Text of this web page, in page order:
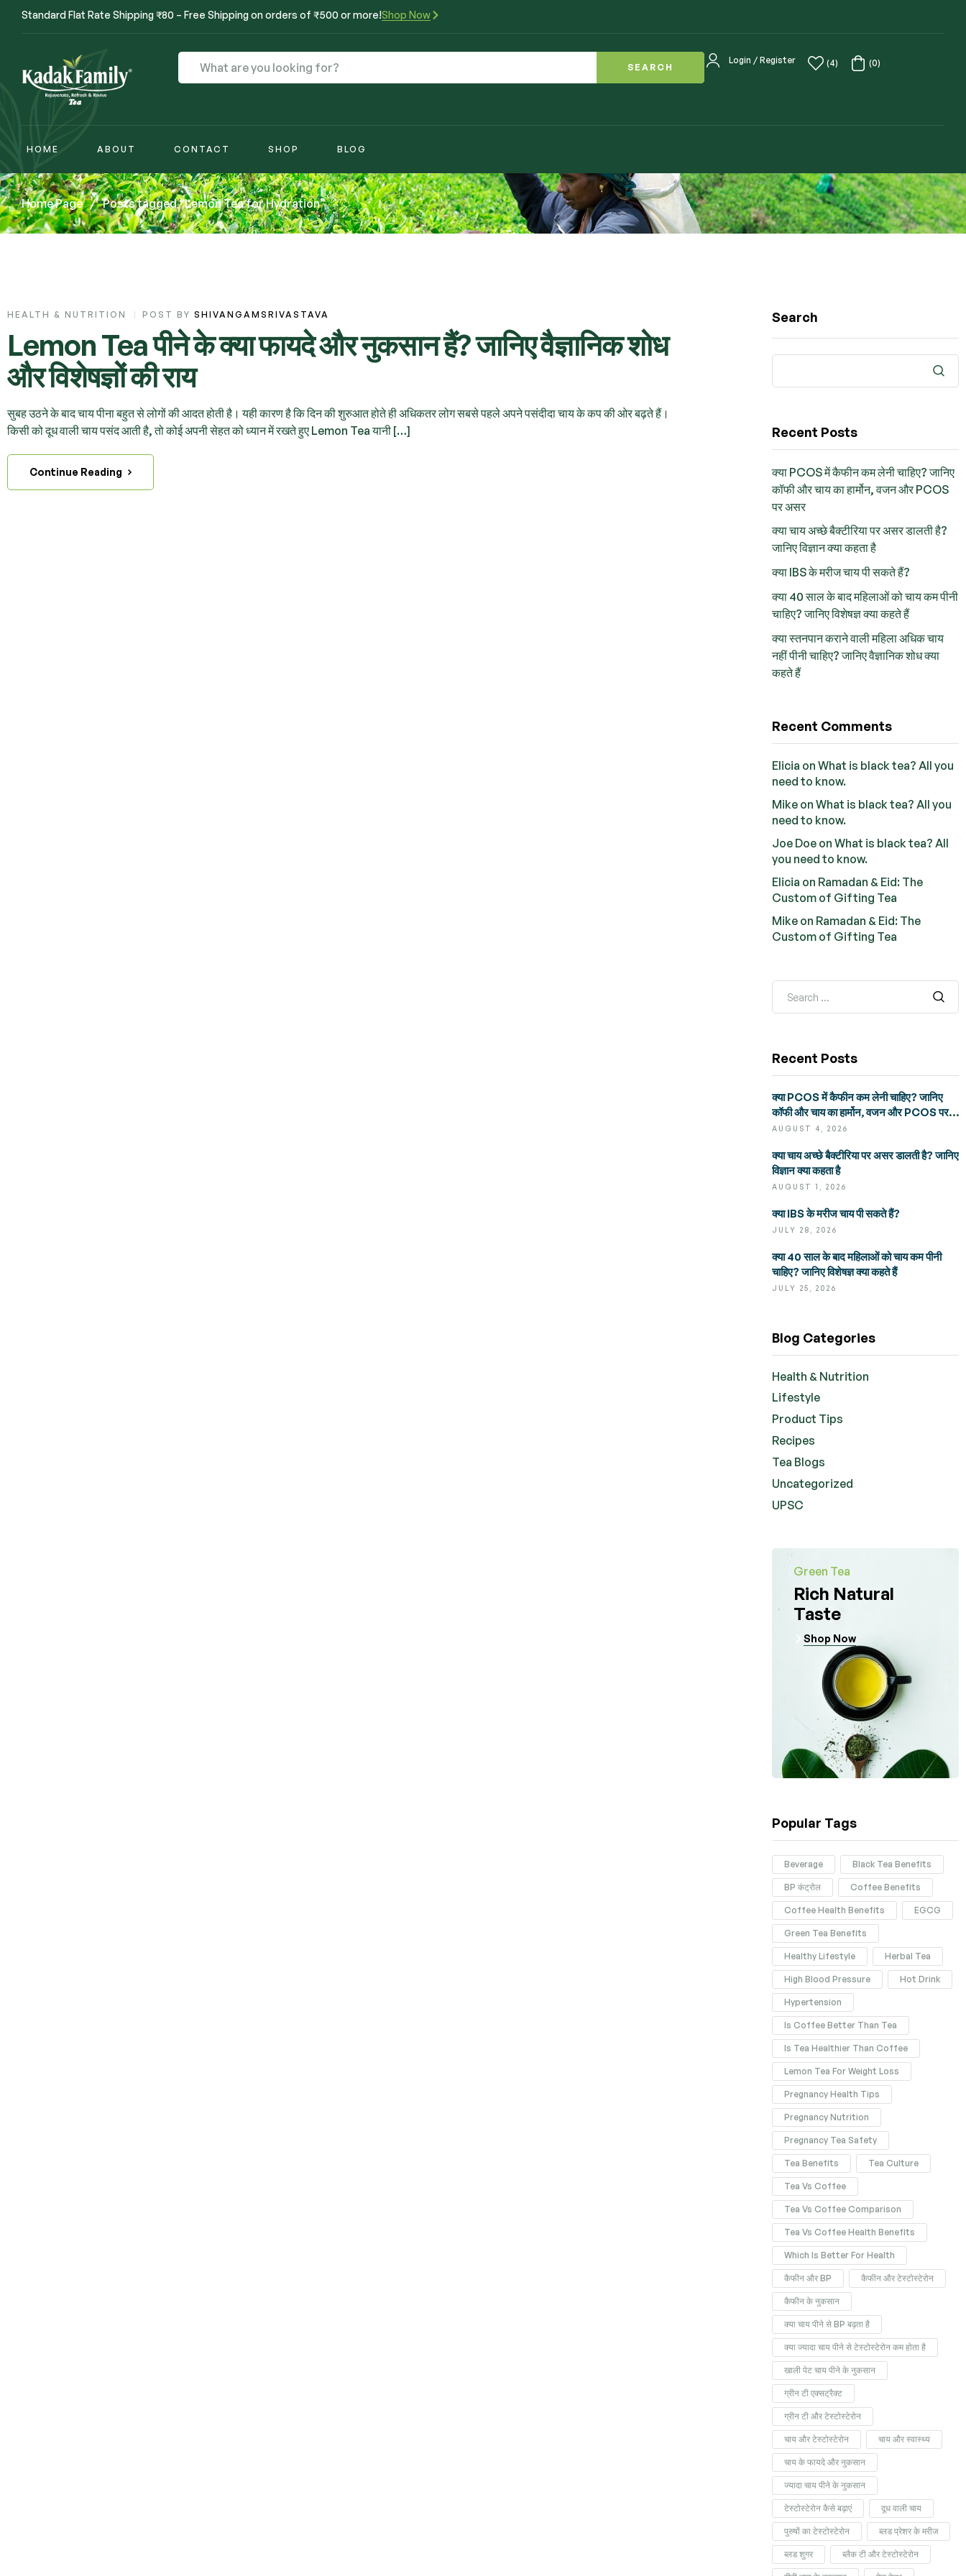
Standard Flat Rate Shipping ₹80 – Free Shipping on orders of ₹500 or more!Shop Now
SEARCH
Login / Register (4) (0)
HOME ABOUT CONTACT SHOP BLOG
Home Page / Posts tagged “Lemon Tea for Hydration”
HEALTH & NUTRITION POST BY SHIVANGAMSRIVASTAVA
Lemon Tea पीने के क्या फायदे और नुकसान हैं? जानिए वैज्ञानिक शोध
और विशेषज्ञों की राय
सुबह उठने के बाद चाय पीना बहुत से लोगों की आदत होती है। यही कारण है कि दिन की शुरुआत होते ही अधिकतर लोग सबसे पहले अपने पसंदीदा चाय के कप की ओर बढ़ते हैं।
किसी को दूध वाली चाय पसंद आती है, तो कोई अपनी सेहत को ध्यान में रखते हुए Lemon Tea यानी […]
Continue Reading
Search
Recent Posts
क्या PCOS में कैफीन कम लेनी चाहिए? जानिए
कॉफी और चाय का हार्मोन, वजन और PCOS
पर असर
क्या चाय अच्छे बैक्टीरिया पर असर डालती है?
जानिए विज्ञान क्या कहता है
क्या IBS के मरीज चाय पी सकते हैं?
क्या 40 साल के बाद महिलाओं को चाय कम पीनी
चाहिए? जानिए विशेषज्ञ क्या कहते हैं
क्या स्तनपान कराने वाली महिला अधिक चाय
नहीं पीनी चाहिए? जानिए वैज्ञानिक शोध क्या
कहते हैं
Recent Comments
Elicia on What is black tea? All you
need to know.
Mike on What is black tea? All you
need to know.
Joe Doe on What is black tea? All
you need to know.
Elicia on Ramadan & Eid: The
Custom of Gifting Tea
Mike on Ramadan & Eid: The
Custom of Gifting Tea
Recent Posts
AUGUST 4, 2026
क्या PCOS में कैफीन कम लेनी चाहिए? जानिए
कॉफी और चाय का हार्मोन, वजन और PCOS पर
असर
AUGUST 1, 2026
क्या चाय अच्छे बैक्टीरिया पर असर डालती है? जानिए
विज्ञान क्या कहता है
JULY 28, 2026
क्या IBS के मरीज चाय पी सकते हैं?
JULY 25, 2026
क्या 40 साल के बाद महिलाओं को चाय कम पीनी
चाहिए? जानिए विशेषज्ञ क्या कहते हैं
Blog Categories
Health & Nutrition
Lifestyle
Product Tips
Recipes
Tea Blogs
Uncategorized
UPSC
Green Tea
Rich Natural
Taste
Shop Now
Popular Tags
Beverage Black Tea Benefits
BP कंट्रोल Coffee Benefits
Coffee Health Benefits EGCG
Green Tea Benefits
Healthy Lifestyle Herbal Tea
High Blood Pressure Hot Drink
Hypertension
Is Coffee Better Than Tea
Is Tea Healthier Than Coffee
Lemon Tea For Weight Loss
Pregnancy Health Tips
Pregnancy Nutrition
Pregnancy Tea Safety
Tea Benefits Tea Culture
Tea Vs Coffee
Tea Vs Coffee Comparison
Tea Vs Coffee Health Benefits
Which Is Better For Health
कैफीन और BP कैफीन और टेस्टोस्टेरोन
कैफीन के नुकसान
क्या चाय पीने से BP बढ़ता है
क्या ज्यादा चाय पीने से टेस्टोस्टेरोन कम होता है
खाली पेट चाय पीने के नुकसान
ग्रीन टी एक्सट्रैक्ट
ग्रीन टी और टेस्टोस्टेरोन
चाय और टेस्टोस्टेरोन चाय और स्वास्थ्य
चाय के फायदे और नुकसान
ज्यादा चाय पीने के नुकसान
टेस्टोस्टेरोन कैसे बढ़ाएं दूध वाली चाय
पुरुषों का टेस्टोस्टेरोन ब्लड प्रेशर के मरीज
ब्लड शुगर ब्लैक टी और टेस्टोस्टेरोन